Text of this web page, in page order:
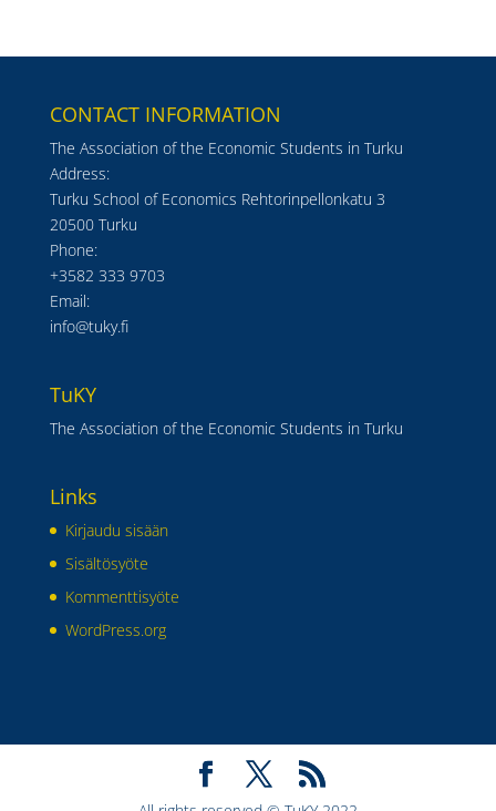
CONTACT INFORMATION
The Association of the Economic Students in Turku
Address:
Turku School of Economics Rehtorinpellonkatu 3
20500 Turku
Phone:
+3582 333 9703
Email:
info@tuky.fi
TuKY
The Association of the Economic Students in Turku
Links
Kirjaudu sisään
Sisältösyöte
Kommenttisyöte
WordPress.org